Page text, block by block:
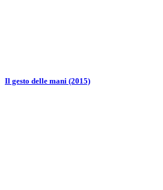
Il gesto delle mani (2015)